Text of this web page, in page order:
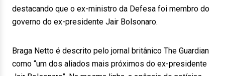
destacando que o ex-ministro da Defesa foi membro do
governo do ex-presidente Jair Bolsonaro.
Braga Netto é descrito pelo jornal britânico The Guardian
como “um dos aliados mais próximos do ex-presidente